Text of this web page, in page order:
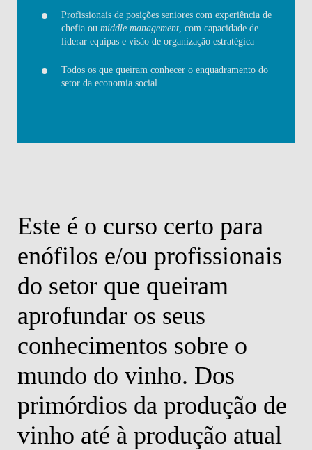
Profissionais de posições seniores com experiência de
chefia ou middle management, com capacidade de
liderar equipas e visão de organização estratégica
Todos os que queiram conhecer o enquadramento do
setor da economia social
Este é o curso certo para
enófilos e/ou profissionais
do setor que queiram
aprofundar os seus
conhecimentos sobre o
mundo do vinho. Dos
primórdios da produção de
vinho até à produção atual